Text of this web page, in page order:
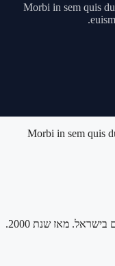
Morbi in sem quis
Morbi in sem quis